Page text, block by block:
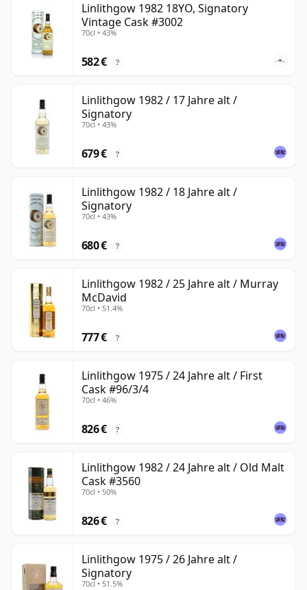
Linlithgow 1982 18YO, Signatory
Vintage Cask #3002
70cl • 43%
582 € ?
Linlithgow 1982 / 17 Jahre alt /
Signatory
70cl • 43%
679 € ?
Linlithgow 1982 / 18 Jahre alt /
Signatory
70cl • 43%
680 € ?
Linlithgow 1982 / 25 Jahre alt / Murray
McDavid
70cl • 51.4%
777 € ?
Linlithgow 1975 / 24 Jahre alt / First
Cask #96/3/4
70cl • 46%
826 € ?
Linlithgow 1982 / 24 Jahre alt / Old Malt
Cask #3560
70cl • 50%
826 € ?
Linlithgow 1975 / 26 Jahre alt /
Signatory
70cl • 51.5%